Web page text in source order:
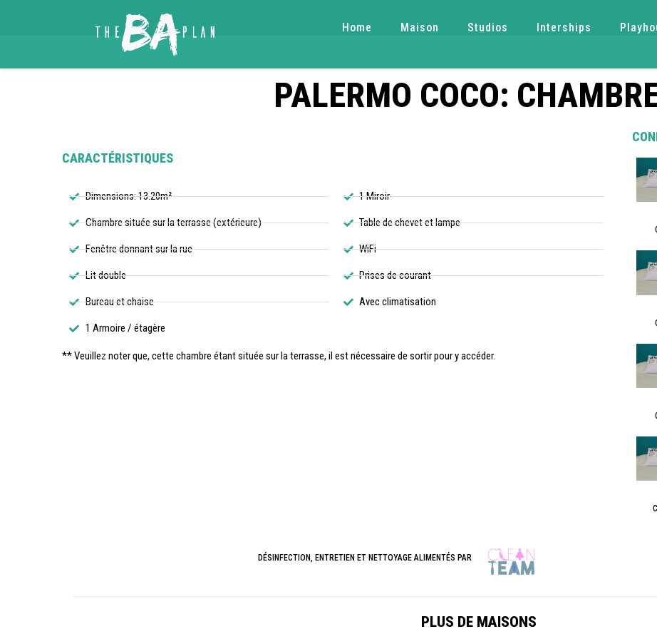
Home Maison Studios Interships
PALERMO COCO:
CARACTÉRISTIQUES
Dimensions: 13.20m²
Chambre située sur la terrasse (extérieure)
Fenêtre donnant sur la rue
Lit double
Bureau et chaise
1 Armoire / étagère
1 Miroir​
Table de chevet et lampe
WiFi
Prises de courant
Avec climatisation
** Veuillez noter que, cette chambre étant située sur la terrasse, il est nécessaire de sortir pour y accéder.
DÉSINFECTION, ENTRETIEN ET NETTOYAGE ALIMENTÉS PAR
PLUS DE MAISONS